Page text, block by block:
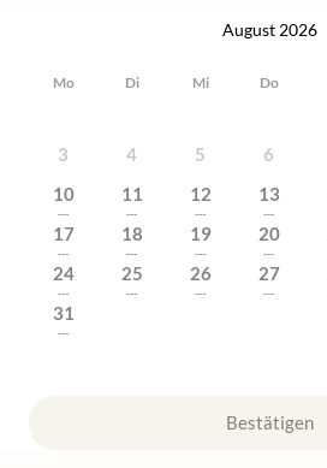
August 2026
Mo Di Mi Do
3
4 5 6
10
---
11
---
12
---
13
---
17
---
18
---
19
---
20
---
24
---
25
---
26
---
27
---
31
---
Bestätigen